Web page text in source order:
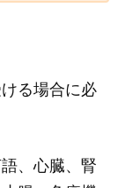
る場合に必
、心臓、腎